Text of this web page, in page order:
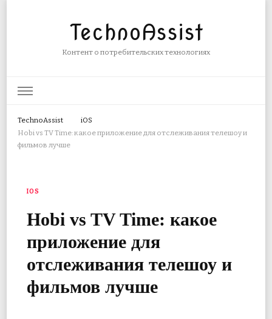
TechnoAssist
Контент о потребительских технологиях
TechnoAssist
iOS
Hobi vs TV Time: какое приложение для отслеживания телешоу и
фильмов лучше
IOS
Hobi vs TV Time: какое
приложение для
отслеживания телешоу и
фильмов лучше